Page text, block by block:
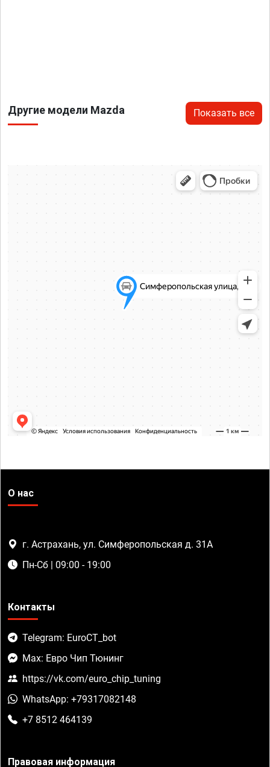
Другие модели Mazda Показать все
О нас
г. Астрахань, ул. Симферопольская д. 31А
Пн-Сб | 09:00 - 19:00
Контакты
Telegram: EuroCT_bot
Max: Евро Чип Тюнинг
https://vk.com/euro_chip_tuning
WhatsApp: +79317082148
+7 8512 464139
Правовая информация